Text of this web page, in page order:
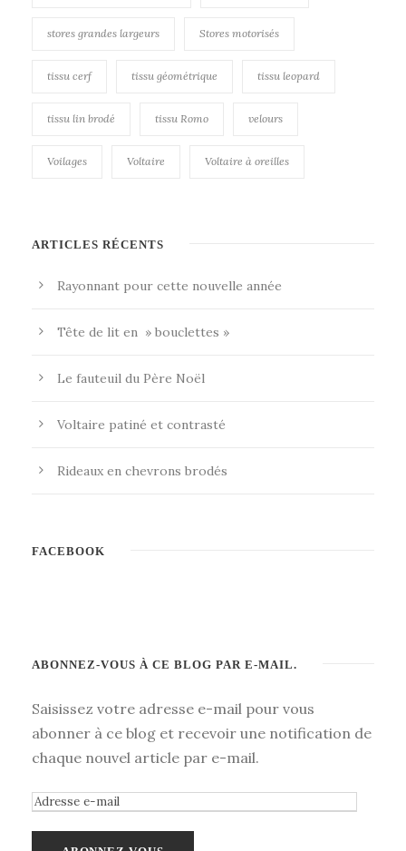
stores grandes largeurs Stores motorisés
tissu cerf tissu géométrique tissu leopard
tissu lin brodé tissu Romo velours
Voilages Voltaire Voltaire à oreilles
ARTICLES RÉCENTS
Rayonnant pour cette nouvelle année
Tête de lit en » bouclettes »
Le fauteuil du Père Noël
Voltaire patiné et contrasté
Rideaux en chevrons brodés
FACEBOOK
ABONNEZ-VOUS À CE BLOG PAR E-MAIL.
Saisissez votre adresse e-mail pour vous
abonner à ce blog et recevoir une notification de
chaque nouvel article par e-mail.
A